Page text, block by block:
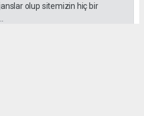
olup sitemizin hiç bir